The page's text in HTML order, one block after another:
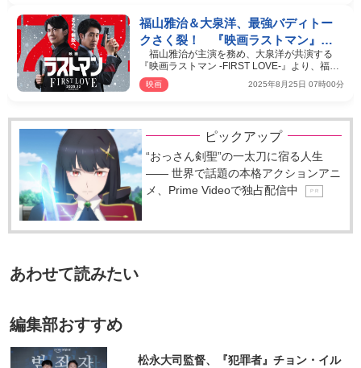
福山雅治＆大泉洋、最強バディトー
クさく裂！ 『映画ラストマン』幕
間スペシャル映像解禁
福山雅治が主演を務め、大泉洋が共演する
『映画ラストマン ‐FIRST LOVE‐』より、福山
と大泉のインタビュ…
映画 2025年8月25日 07時00分
ピックアップ
“おっさん剣聖”の一太刀に宿る人生
―― 世界で話題の本格アクションアニ
メ、Prime Videoで独占配信中
P R
あわせて読みたい
編集部おすすめ
松永大司監督、『犯罪者』チョン・イル